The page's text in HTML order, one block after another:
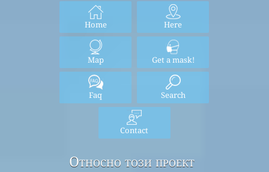
Home Here
Map Get a mask!
Faq Search
Contact
Относно този проект